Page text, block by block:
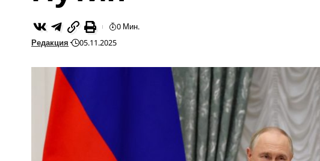
Редакция 05.11.2025
0 Мин.